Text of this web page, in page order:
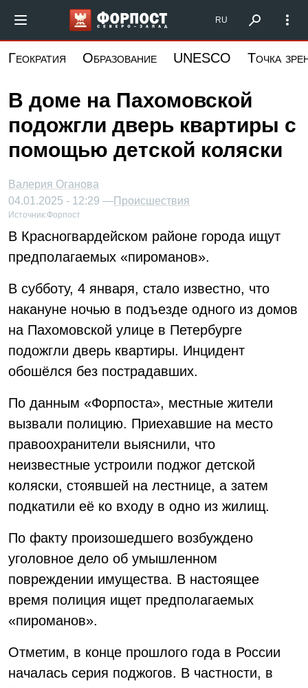
основному
Форпост Северо-Запад
RU
Геократия Образование UNESCO Точка
В доме на Пахомовской
подожгли дверь квартиры с
помощью детской коляски
Валерия Оганова
04.01.2025 - 12:29 —Происшествия
Источник:Форпост
В Красногвардейском районе города ищут
предполагаемых «пироманов».
В субботу, 4 января, стало известно, что
накануне ночью в подъезде одного из домов
на Пахомовской улице в Петербурге
подожгли дверь квартиры. Инцидент
обошёлся без пострадавших.
По данным «Форпоста», местные жители
вызвали полицию. Приехавшие на место
правоохранители выяснили, что
неизвестные устроили поджог детской
коляски, стоявшей на лестнице, а затем
подкатили её ко входу в одно из жилищ.
По факту произошедшего возбуждено
уголовное дело об умышленном
повреждении имущества. В настоящее
время полиция ищет предполагаемых
«пироманов».
Отметим, в конце прошлого года в России
началась серия поджогов. В частности, в